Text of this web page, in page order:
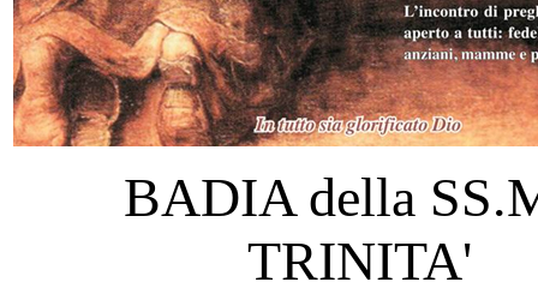
BADIA della
TRINITA'